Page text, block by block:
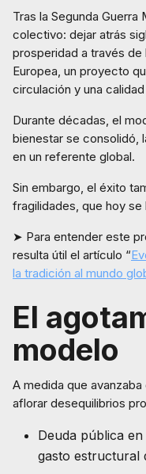
Tras la Segunda Guerra
colectivo: dejar atrás
prosperidad a través de
Europea, un proyecto
circulación y una
Durante décadas, el
bienestar se consolidó,
en un referente global.
Sin embargo, el éxito
fragilidades, que hoy
➤ Para entender este
resulta útil el artículo “
la tradición al mundo
El
modelo
A medida que
aflorar desequilibrios
Deuda pública
gasto estructural